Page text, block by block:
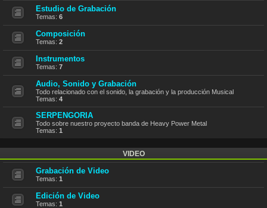
Estudio de Grabación
Temas: 6
Composición
Temas: 2
Instrumentos
Temas: 7
Audio, Sonido y Grabación
Todo relacionado con el sonido, la grabación y la producción Musical
Temas: 4
SERPENGORIA
Todo sobre nuestro proyecto banda de Heavy Power Metal
Temas: 1
VIDEO
Grabación de Video
Temas: 1
Edición de Video
Temas: 1